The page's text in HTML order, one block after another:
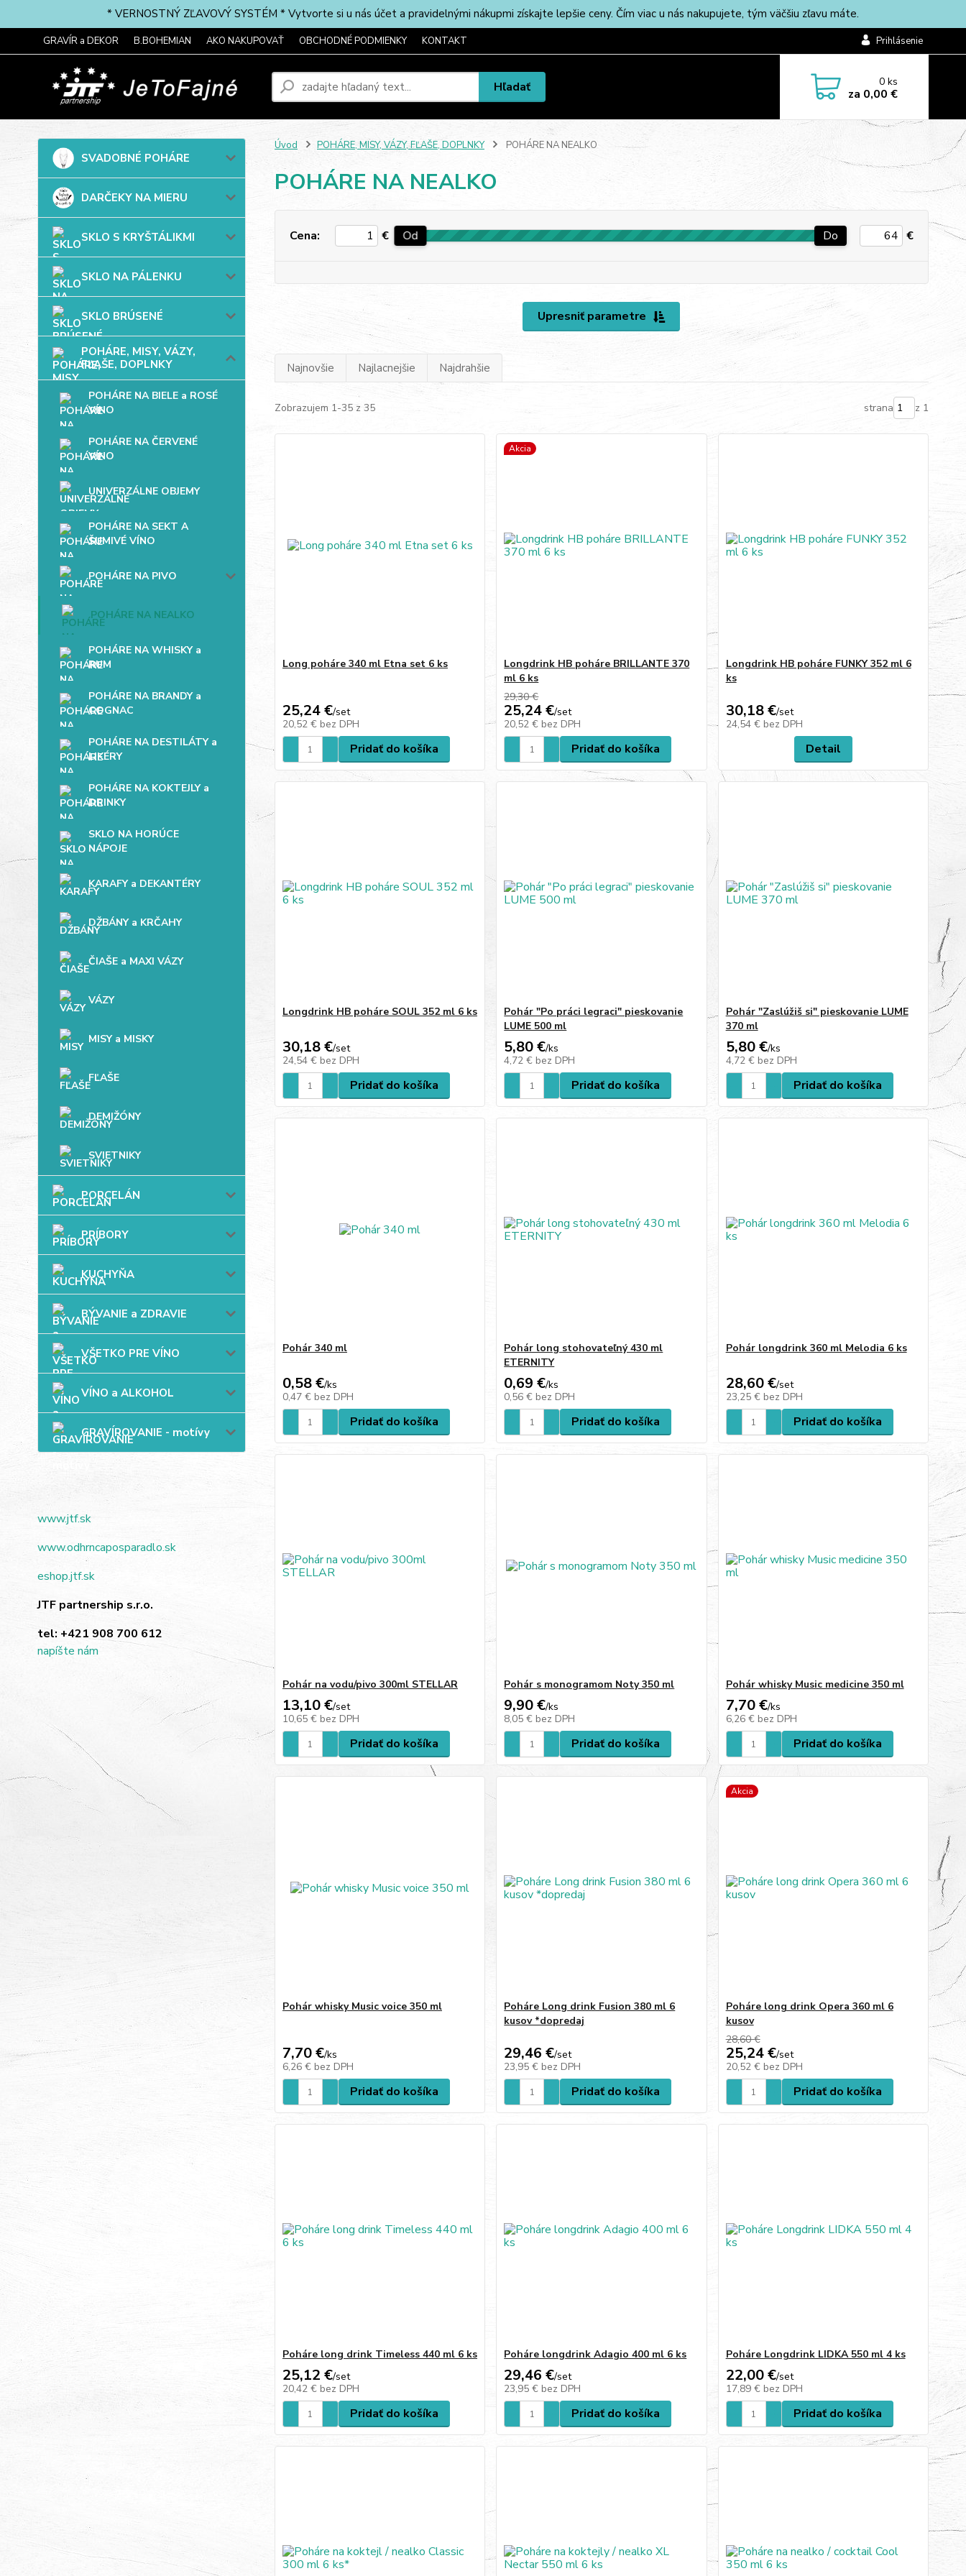
* VERNOSTNÝ ZĽAVOVÝ SYSTÉM * Vytvorte si u nás účet a pravidelnými nákupmi získajte lepšie ceny. Čím viac u nás nakupujete, tým väčšiu zľavu máte.
GRAVÍR a DEKOR B.BOHEMIAN AKO NAKUPOVAŤ OBCHODNÉ PODMIENKY KONTAKT Prihlásenie
Hľadať 0ks
za 0,00 €
SVADOBNÉ POHÁRE
DARČEKY NA MIERU
SKLO S KRYŠTÁLIKMI
SKLO NA PÁLENKU
SKLO BRÚSENÉ
POHÁRE, MISY, VÁZY,
FĽAŠE, DOPLNKY
POHÁRE NA BIELE a ROSÉ
VÍNO
POHÁRE NA ČERVENÉ
VÍNO
UNIVERZÁLNE OBJEMY
POHÁRE NA SEKT A
ŠUMIVÉ VÍNO
POHÁRE NA PIVO
POHÁRE NA NEALKO
POHÁRE NA WHISKY a
RUM
POHÁRE NA BRANDY a
COGNAC
POHÁRE NA DESTILÁTY a
LIKÉRY
POHÁRE NA KOKTEJLY a
DRINKY
SKLO NA HORÚCE
NÁPOJE
KARAFY a DEKANTÉRY
DŽBÁNY a KRČAHY
ČIAŠE a MAXI VÁZY
VÁZY
MISY a MISKY
FĽAŠE
DEMIŽÓNY
SVIETNIKY
PORCELÁN
PRÍBORY
KUCHYŇA
BÝVANIE a ZDRAVIE
VŠETKO PRE VÍNO
VÍNO a ALKOHOL
GRAVÍROVANIE - motívy
www.jtf.sk
www.odhrncaposparadlo.sk
eshop.jtf.sk
JTF partnership s.r.o.
tel: +421 908 700 612
napíšte nám
Úvod POHÁRE, MISY, VÁZY, FĽAŠE, DOPLNKY POHÁRE NA NEALKO
POHÁRE NA NEALKO
Upresniť parametre
Cena: € Od Do €
Najnovšie Najlacnejšie Najdrahšie
Zobrazujem 1-35 z 35 strana z 1
Long poháre 340 ml Etna set 6 ks
25,24 €/set
20,52 € bez DPH
Pridať do košíka
Akcia
Longdrink HB poháre BRILLANTE 370
ml 6 ks
29,30 €
25,24 €/set
20,52 € bez DPH
Pridať do košíka
Longdrink HB poháre FUNKY 352 ml 6
ks
30,18 €/set
24,54 € bez DPH
Detail
Longdrink HB poháre SOUL 352 ml 6 ks
30,18 €/set
24,54 € bez DPH
Pridať do košíka
Pohár "Po práci legraci" pieskovanie
LUME 500 ml
5,80 €/ks
4,72 € bez DPH
Pridať do košíka
Pohár "Zaslúžiš si" pieskovanie LUME
370 ml
5,80 €/ks
4,72 € bez DPH
Pridať do košíka
Pohár 340 ml
0,58 €/ks
0,47 € bez DPH
Pridať do košíka
Pohár long stohovateľný 430 ml
ETERNITY
0,69 €/ks
0,56 € bez DPH
Pridať do košíka
Pohár longdrink 360 ml Melodia 6 ks
28,60 €/set
23,25 € bez DPH
Pridať do košíka
Pohár na vodu/pivo 300ml STELLAR
13,10 €/set
10,65 € bez DPH
Pridať do košíka
Pohár s monogramom Noty 350 ml
9,90 €/ks
8,05 € bez DPH
Pridať do košíka
Pohár whisky Music medicine 350 ml
7,70 €/ks
6,26 € bez DPH
Pridať do košíka
Pohár whisky Music voice 350 ml
7,70 €/ks
6,26 € bez DPH
Pridať do košíka
Poháre Long drink Fusion 380 ml 6
kusov *dopredaj
29,46 €/set
23,95 € bez DPH
Pridať do košíka
Akcia
Poháre long drink Opera 360 ml 6
kusov
28,60 €
25,24 €/set
20,52 € bez DPH
Pridať do košíka
Poháre long drink Timeless 440 ml 6 ks
25,12 €/set
20,42 € bez DPH
Pridať do košíka
Poháre longdrink Adagio 400 ml 6 ks
29,46 €/set
23,95 € bez DPH
Pridať do košíka
Poháre Longdrink LIDKA 550 ml 4 ks
22,00 €/set
17,89 € bez DPH
Pridať do košíka